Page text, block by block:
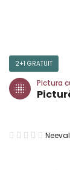
2+1 GRATUIT
Pictura